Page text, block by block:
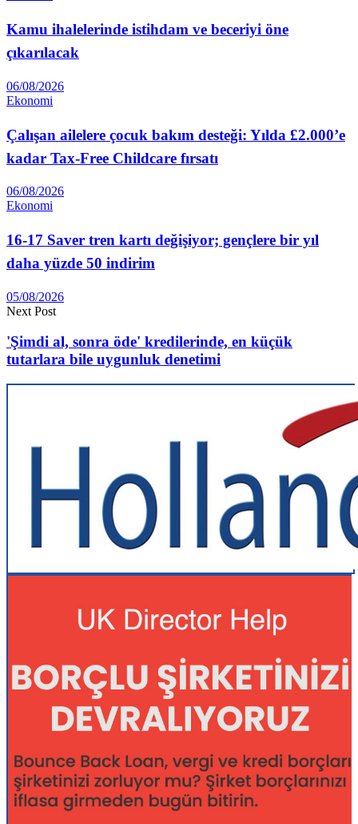
Kamu ihalelerinde istihdam ve beceriyi öne
çıkarılacak
06/08/2026
Ekonomi
Çalışan ailelere çocuk bakım desteği: Yılda £2.000’e
kadar Tax-Free Childcare fırsatı
06/08/2026
Ekonomi
16-17 Saver tren kartı değişiyor; gençlere bir yıl
daha yüzde 50 indirim
05/08/2026
Next Post
'Şimdi al, sonra öde' kredilerinde, en küçük
tutarlara bile uygunluk denetimi